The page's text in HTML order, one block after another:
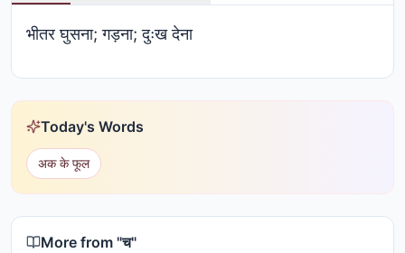
भीतर घुसना; गड़ना; दुःख देना
Today's Words
अक के फूल
More from "च"